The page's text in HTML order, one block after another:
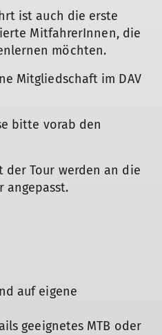
ist auch die erste
MitfahrerInnen, die
möchten.
Mitgliedschaft im DAV
bitte vorab den
der Tour werden an die
angepasst.
auf eigene
geeignetes MTB oder